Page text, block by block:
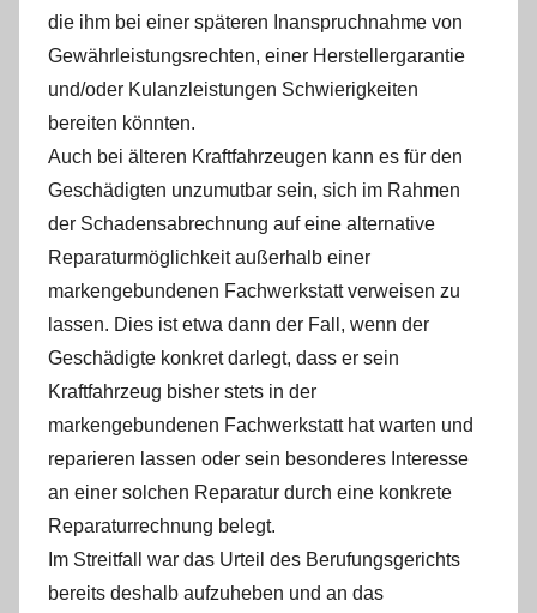
die ihm bei einer späteren Inanspruchnahme von
Gewährleistungsrechten, einer Herstellergarantie
und/oder Kulanzleistungen Schwierigkeiten
bereiten könnten.
Auch bei älteren Kraftfahrzeugen kann es für den
Geschädigten unzumutbar sein, sich im Rahmen
der Schadensabrechnung auf eine alternative
Reparaturmöglichkeit außerhalb einer
markengebundenen Fachwerkstatt verweisen zu
lassen. Dies ist etwa dann der Fall, wenn der
Geschädigte konkret darlegt, dass er sein
Kraftfahrzeug bisher stets in der
markengebundenen Fachwerkstatt hat warten und
reparieren lassen oder sein besonderes Interesse
an einer solchen Reparatur durch eine konkrete
Reparaturrechnung belegt.
Im Streitfall war das Urteil des Berufungsgerichts
bereits deshalb aufzuheben und an das